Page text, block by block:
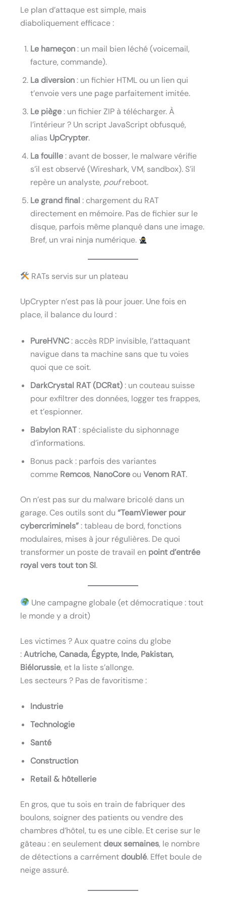
Le plan d’attaque est simple, mais
diaboliquement efficace :
Le hameçon: un mail bien léché (voicemail,
facture, commande).
La diversion: un fichier HTML ou un lien qui
t’envoie vers une page parfaitement imitée.
Le piège: un fichier ZIP à télécharger. À
l’intérieur ? Un script JavaScript obfusqué,
alias UpCrypter.
La fouille: avant de bosser, le malware vérifie
s’il est observé (Wireshark, VM, sandbox). S’il
repère un analyste, poufreboot.
Le grand final : chargement du RAT
directement en mémoire. Pas de fichier sur le
disque, parfois même planqué dans une image.
Bref, un vrai ninja numérique.
RATs servis sur un plateau
UpCrypter n’est pas là pour jouer. Une fois en
place, il balance du lourd :
PureHVNC: accès RDP invisible, l’attaquant
navigue dans ta machine sans que tu voies
quoi que ce soit.
DarkCrystal RAT (DCRat): un couteau suisse
pour exfiltrer des données, logger tes frappes,
et t’espionner.
Babylon RAT: spécialiste du siphonnage
d’informations.
Bonus pack : parfois des variantes
comme Remcos, NanoCore ou Venom RAT.
On n’est pas sur du malware bricolé dans un
garage. Ces outils sont du “TeamViewer pour
cybercriminels”: tableau de bord, fonctions
modulaires, mises à jour régulières. De quoi
transformer un poste de travail en point d’entrée
royal vers tout ton SI.
Une campagne globale (et démocratique : tout
le monde y a droit)
Les victimes ? Aux quatre coins du globe
:Autriche, Canada, Égypte, Inde, Pakistan,
Biélorussie, et la liste s’allonge.
Les secteurs ? Pas de favoritisme :
Industrie
Technologie
Santé
Construction
Retail & hôtellerie
En gros, que tu sois en train de fabriquer des
boulons, soigner des patients ou vendre des
chambres d’hôtel, tu es une cible. Et cerise sur le
gâteau : en seulementdeux semaines, le nombre
de détections a carrémentdoublé. Effet boule de
neige assuré.